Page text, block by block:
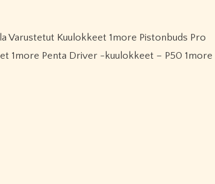
1more Penta Driver -kuulokkeet – P50 1more